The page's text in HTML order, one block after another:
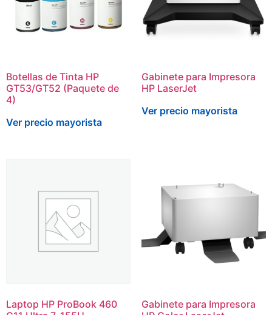
Botellas de Tinta HP
GT53/GT52 (Paquete de
4)
Ver precio mayorista
Gabinete para Impresora
HP LaserJet
Ver precio mayorista
Laptop HP ProBook 460
Gabinete para Impresora